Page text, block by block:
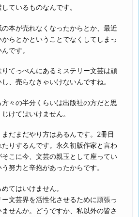
ているものなんです。
本が売れなくなったからとか、最近
らとかということでなくしてしまっ
です。
てっぺんにあるミステリー文芸は頑
、売らなきゃいけないんですね。
々の半分くらいは出版社の方だと思
けてはいけません。
だまだやり方はあるんです。2冊目
りするんです。永久初版作家と言わ
こに今、文芸の親玉として座ってい
努力と辛抱があったからです。
てはいけません。
文芸界を活性化させるために頑張っ
せんか。どうですか、私以外の皆さ